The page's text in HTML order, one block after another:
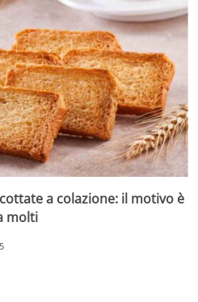
a colazione: il motivo è
molti